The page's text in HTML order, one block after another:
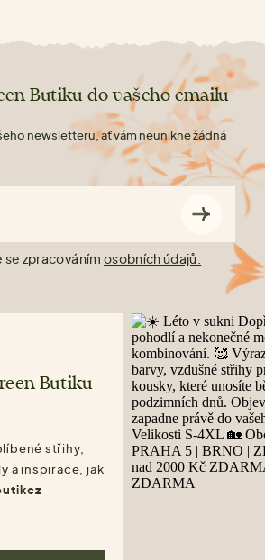
Butiku do vašeho emailu
newsletteru, ať vám neunikne žádná
zpracováním osobních údajů.
Butiku
střihy,
a inspirace, jak